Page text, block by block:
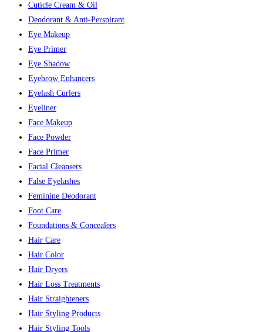
Cuticle Cream & Oil
Deodorant & Anti-Perspirant
Eye Makeup
Eye Primer
Eye Shadow
Eyebrow Enhancers
Eyelash Curlers
Eyeliner
Face Makeup
Face Powder
Face Primer
Facial Cleansers
False Eyelashes
Feminine Deodorant
Foot Care
Foundations & Concealers
Hair Care
Hair Color
Hair Dryers
Hair Loss Treatments
Hair Straighteners
Hair Styling Products
Hair Styling Tools